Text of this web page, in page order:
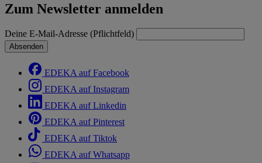
Zum Newsletter anmelden
Deine E-Mail-Adresse (Pflichtfeld)
Absenden
EDEKA auf Facebook
EDEKA auf Instagram
EDEKA auf Linkedin
EDEKA auf Pinterest
EDEKA auf Tiktok
EDEKA auf Whatsapp